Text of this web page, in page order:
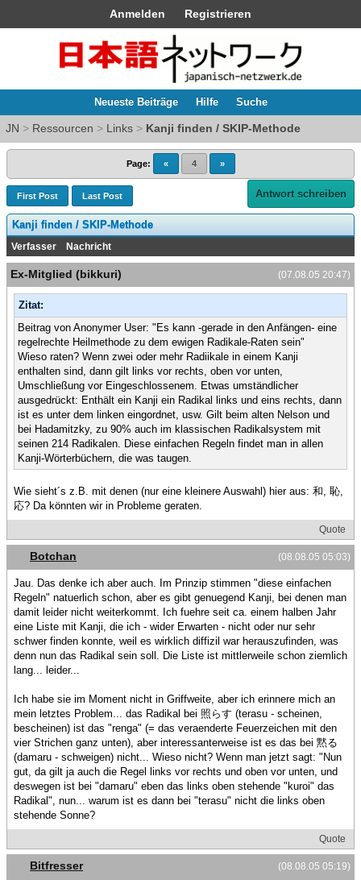
Anmelden Registrieren
Neueste Beiträge Hilfe Suche
JN > Ressourcen > Links > Kanji finden / SKIP-Methode
Page: « 4 »
First Post Last Post Antwort schreiben
Kanji finden / SKIP-Methode
Verfasser Nachricht
(07.08.05 20:47)
Ex-Mitglied (bikkuri)
Zitat:
Beitrag von Anonymer User: "Es kann -gerade in den Anfängen- eine
regelrechte Heilmethode zu dem ewigen Radikale-Raten sein"
Wieso raten? Wenn zwei oder mehr Radiikale in einem Kanji
enthalten sind, dann gilt links vor rechts, oben vor unten,
Umschließung vor Eingeschlossenem. Etwas umständlicher
ausgedrückt: Enthält ein Kanji ein Radikal links und eins rechts, dann
ist es unter dem linken eingordnet, usw. Gilt beim alten Nelson und
bei Hadamitzky, zu 90% auch im klassischen Radikalsystem mit
seinen 214 Radikalen. Diese einfachen Regeln findet man in allen
Kanji-Wörterbüchern, die was taugen.
Wie sieht´s z.B. mit denen (nur eine kleinere Auswahl) hier aus: 和, 恥,
応? Da könnten wir in Probleme geraten.
Quote
(08.08.05 05:03)
Botchan
Jau. Das denke ich aber auch. Im Prinzip stimmen "diese einfachen
Regeln" natuerlich schon, aber es gibt genuegend Kanji, bei denen man
damit leider nicht weiterkommt. Ich fuehre seit ca. einem halben Jahr
eine Liste mit Kanji, die ich - wider Erwarten - nicht oder nur sehr
schwer finden konnte, weil es wirklich diffizil war herauszufinden, was
denn nun das Radikal sein soll. Die Liste ist mittlerweile schon ziemlich
lang... leider...
Ich habe sie im Moment nicht in Griffweite, aber ich erinnere mich an
mein letztes Problem... das Radikal bei 照らす (terasu - scheinen,
bescheinen) ist das "renga" (= das veraenderte Feuerzeichen mit den
vier Strichen ganz unten), aber interessanterweise ist es das bei 黙る
(damaru - schweigen) nicht... Wieso nicht? Wenn man jetzt sagt: "Nun
gut, da gilt ja auch die Regel links vor rechts und oben vor unten, und
deswegen ist bei "damaru" eben das links oben stehende "kuroi" das
Radikal", nun... warum ist es dann bei "terasu" nicht die links oben
stehende Sonne?
Quote
(08.08.05 05:19)
Bitfresser